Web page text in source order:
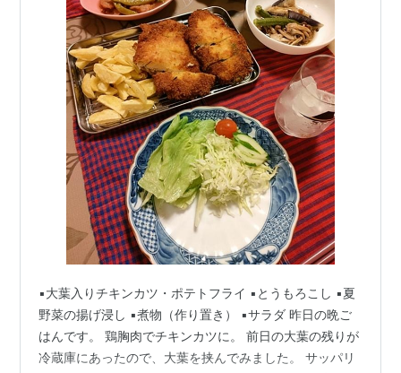
▪️大葉入りチキンカツ・ポテトフライ ▪️とうもろこし ▪️夏
野菜の揚げ浸し ▪️煮物（作り置き） ▪️サラダ 昨日の晩ご
はんです。 鶏胸肉でチキンカツに。 前日の大葉の残りが
冷蔵庫にあったので、大葉を挟んでみました。 サッパリ